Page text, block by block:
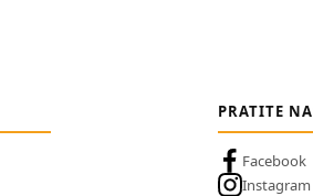
PRATITE
Facebook
Instagram